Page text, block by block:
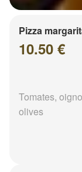
Pizza
10.50 €
Tomates,
olives